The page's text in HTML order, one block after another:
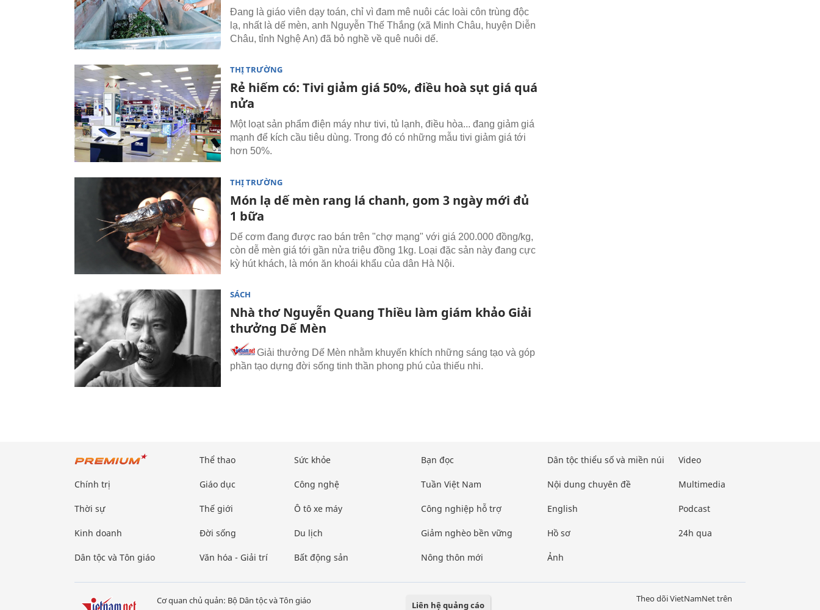
Đang là giáo viên dạy toán, chỉ vì đam mê nuôi các loài côn trùng độc
lạ, nhất là dế mèn, anh Nguyễn Thế Thắng (xã Minh Châu, huyện Diễn
Châu, tỉnh Nghệ An) đã bỏ nghề về quê nuôi dế.
THỊ TRƯỜNG
Rẻ hiếm có: Tivi giảm giá 50%, điều hoà sụt giá quá
nửa
Một loạt sản phẩm điện máy như tivi, tủ lạnh, điều hòa... đang giảm giá
mạnh để kích cầu tiêu dùng. Trong đó có những mẫu tivi giảm giá tới
hơn 50%.
THỊ TRƯỜNG
Món lạ dế mèn rang lá chanh, gom 3 ngày mới đủ
1 bữa
Dế cơm đang được rao bán trên "chợ mạng" với giá 200.000 đồng/kg,
còn dễ mèn giá tới gần nửa triệu đồng 1kg. Loại đặc sản này đang cực
kỳ hút khách, là món ăn khoái khẩu của dân Hà Nội.
SÁCH
Nhà thơ Nguyễn Quang Thiều làm giám khảo Giải
thưởng Dế Mèn
Giải thưởng Dế Mèn nhằm khuyến khích những sáng tạo và góp
phần tạo dựng đời sống tinh thần phong phú của thiếu nhi.
Chính trị
Thời sự
Kinh doanh
Dân tộc và Tôn giáo
Thể thao
Giáo dục
Thế giới
Đời sống
Văn hóa - Giải trí
Sức khỏe
Công nghệ
Ô tô xe máy
Du lịch
Bất động sản
Bạn đọc
Tuần Việt Nam
Công nghiệp hỗ trợ
Giảm nghèo bền vững
Nông thôn mới
Dân tộc thiểu số và miền núi
Nội dung chuyên đề
English
Hồ sơ
Ảnh
Video
Multimedia
Podcast
24h qua
Cơ quan chủ quản: Bộ Dân tộc và Tôn giáo Liên hệ quảng cáo
Theo dõi VietNamNet trên